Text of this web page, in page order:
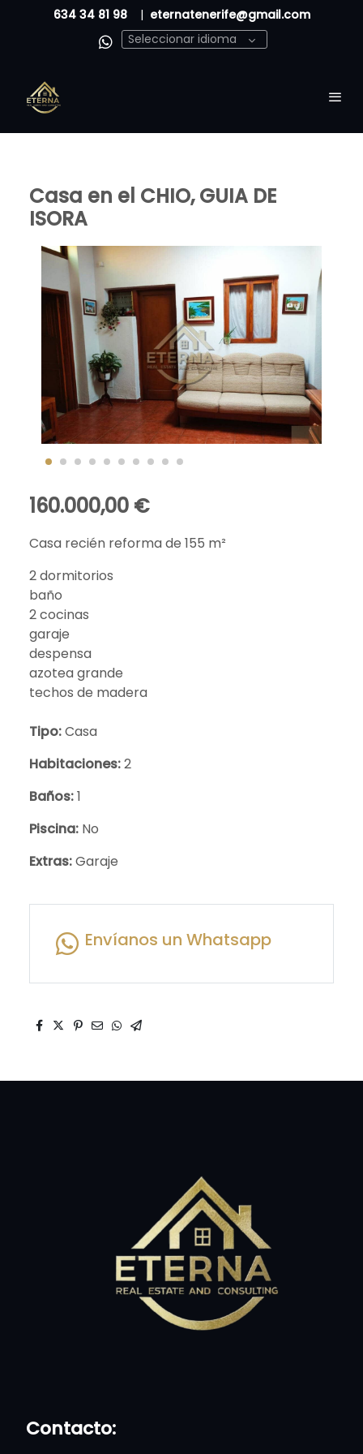
634 34 81 98 | eternatenerife@gmail.com
Seleccionar idioma
Casa en el CHIO, GUIA DE
ISORA
160.000,00 €
Casa recién reforma de 155 m²
2 dormitorios
baño
2 cocinas
garaje
despensa
azotea grande
techos de madera
Tipo:Casa
Habitaciones:2
Baños:1
Piscina: No
Extras:Garaje
Envíanos un Whatsapp
Contacto: